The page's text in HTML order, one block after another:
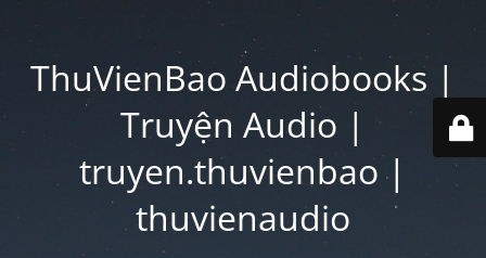
ThuVienBao Audiobooks |
Truyện Audio |
truyen.thuvienbao |
thuvienaudio